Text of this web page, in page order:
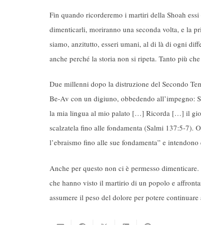
Fin quando ricorderemo i martiri della Shoah
dimenticarli, moriranno una seconda volta, e la
siamo, anzitutto, esseri umani, al di là di ogni
anche perché la storia non si ripeta. Tanto più
Due millenni dopo la distruzione del Secondo
Be-Av con un digiuno, obbedendo all’impegno:
la mia lingua al mio palato […] Ricorda […] il
scalzatela fino alle fondamenta (Salmi 137:5-7).
l’ebraismo fino alle sue fondamenta” e
Anche per questo non ci è permesso
che hanno visto il martirio di un popolo e
assumere il peso del dolore per potere continuare